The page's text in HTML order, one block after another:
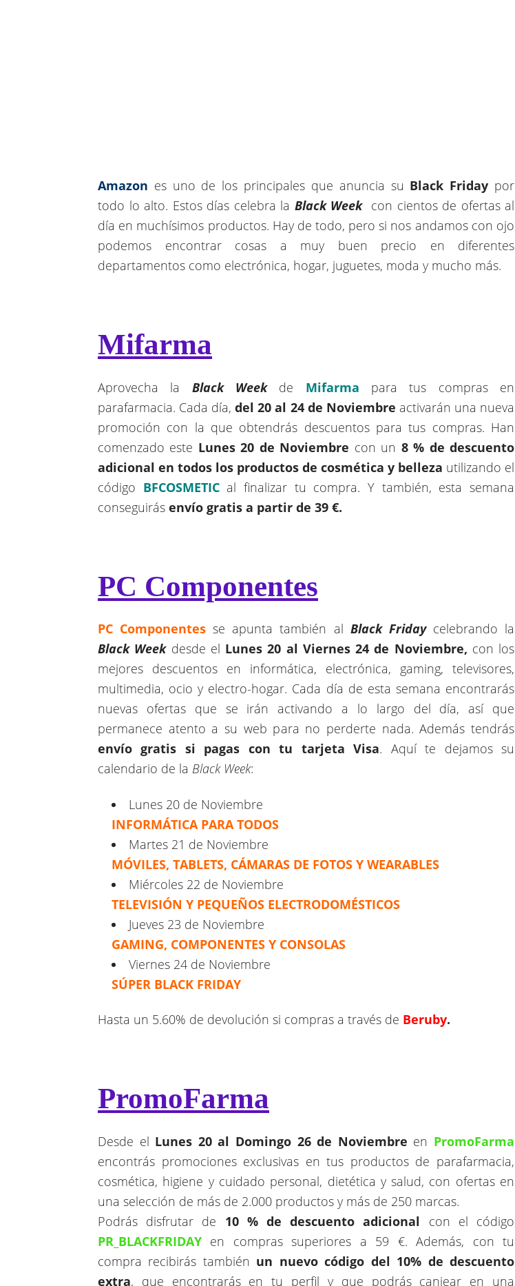
Amazon es uno de los principales que anuncia su Black Friday por
todo lo alto. Estos días celebra la Black Weekcon cientos de ofertas al
día en muchísimos productos. Hay de todo, pero si nos andamos con ojo
podemos encontrar cosas a muy buen precio en diferentes
departamentos como electrónica, hogar, juguetes, moda y mucho más.
Mifarma
Aprovecha la Black Weekde Mifarma para tus compras en
parafarmacia. Cada día,del 20 al 24 de Noviembre activarán una nueva
promoción con la que obtendrás descuentos para tus compras. Han
comenzado este Lunes 20 de Noviembre con un 8 % de descuento
adicional en todos los productos de cosmética y belleza utilizando el
código BFCOSMETICal finalizar tu compra. Y también, esta semana
conseguirás envío gratis a partir de 39 €.
PC Componentes
PC Componentes se apunta también al Black Fridaycelebrando la
Black Weekdesde el Lunes 20 al Viernes 24 de Noviembre, con los
mejores descuentos en informática, electrónica, gaming, televisores,
multimedia, ocio y electro-hogar. Cada día de esta semana encontrarás
nuevas ofertas que se irán activando a lo largo del día, así que
permanece atento a su web para no perderte nada. Además tendrás
envío gratis si pagas con tu tarjeta Visa. Aquí te dejamos su
calendario de la Black Week:
Lunes 20 de Noviembre
INFORMÁTICA PARA TODOS
Martes 21 de Noviembre
MÓVILES, TABLETS, CÁMARAS DE FOTOS Y WEARABLES
Miércoles 22 de Noviembre
TELEVISIÓN Y PEQUEÑOS ELECTRODOMÉSTICOS
Jueves 23 de Noviembre
GAMING, COMPONENTES Y CONSOLAS
Viernes 24 de Noviembre
SÚPER BLACK FRIDAY
Hasta un 5.60% de devolución si compras a través de Beruby.
PromoFarma
Desde el Lunes 20 al Domingo 26 de Noviembre en PromoFarma
encontrás promociones exclusivas en tus productos de parafarmacia,
cosmética, higiene y cuidado personal, dietética y salud, con ofertas en
una selección de más de 2.000 productos y más de 250 marcas.
Podrás disfrutar de 10 % de descuento adicional
con el código
PR_BLACKFRIDAY en compras superiores a 59 €. Además, con tu
compra recibirás también un nuevo código del 10% de descuento
extra, que encontrarás en tu perfil y que podrás canjear en una